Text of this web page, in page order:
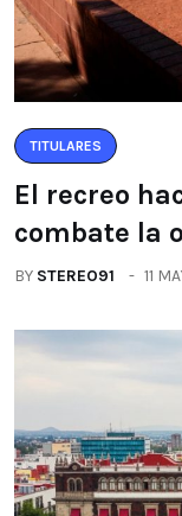
TITULARES
El recreo
combate la
BY STEREO91 11